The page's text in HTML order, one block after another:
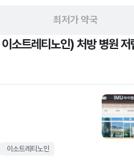
최저가 약국
소트레티노인) 처방 병원 저
이소트레티노인